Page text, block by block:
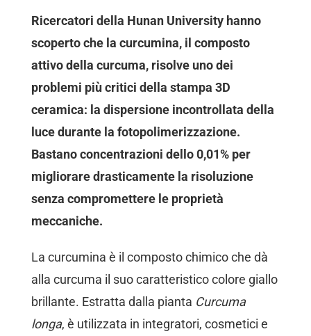
Ricercatori della Hunan University hanno
scoperto che la curcumina, il composto
attivo della curcuma, risolve uno dei
problemi più critici della stampa 3D
ceramica: la dispersione incontrollata della
luce durante la fotopolimerizzazione.
Bastano concentrazioni dello 0,01% per
migliorare drasticamente la risoluzione
senza compromettere le proprietà
meccaniche.
La curcumina è il composto chimico che dà
alla curcuma il suo caratteristico colore giallo
brillante. Estratta dalla pianta Curcuma
longa, è utilizzata in integratori, cosmetici e